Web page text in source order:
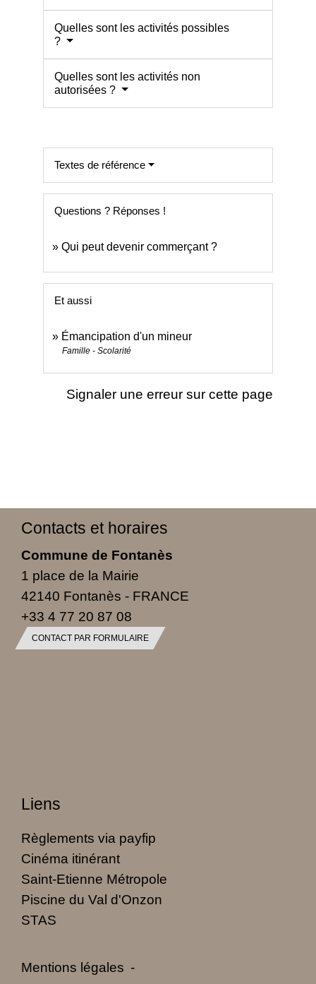
Quelles sont les activités possibles
?
Quelles sont les activités non
autorisées ?
Textes de référence
Questions ? Réponses !
Qui peut devenir commerçant ?
Et aussi
Émancipation d'un mineur
Famille - Scolarité
Signaler une erreur sur cette page
Contacts et horaires
Commune de Fontanès
1 place de la Mairie
42140 Fontanès - FRANCE
+33 4 77 20 87 08
CONTACT PAR FORMULAIRE
Liens
Règlements via payfip
Cinéma itinérant
Saint-Etienne Métropole
Piscine du Val d'Onzon
STAS
Mentions légales -